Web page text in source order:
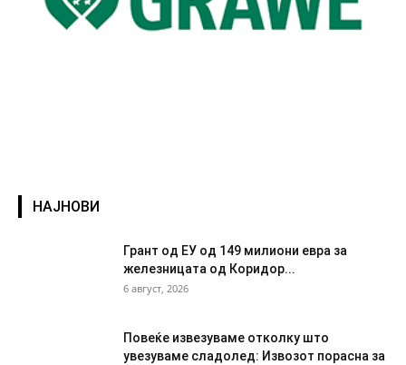
НАЈНОВИ
Грант од ЕУ од 149 милиони евра за
железницата од Коридор...
6 август, 2026
Повеќе извезуваме отколку што
увезуваме сладолед: Извозот порасна за